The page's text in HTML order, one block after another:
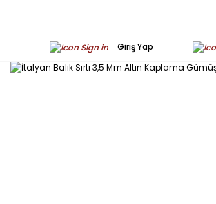
Giriş Yap